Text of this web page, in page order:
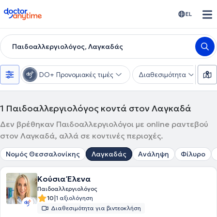
doctoranytime EL
Παιδοαλλεργιολόγος, Λαγκαδάς
DO+ Προνομιακές τιμές Διαθεσιμότητα
1 Παιδοαλλεργιολόγος κοντά στον Λαγκαδά
Δεν βρέθηκαν Παιδοαλλεργιολόγοι με online ραντεβού
στον Λαγκαδά, αλλά σε κοντινές περιοχές.
Νομός Θεσσαλονίκης Λαγκαδάς Ανάληψη Φίλυρο
Κούσια Έλενα
Παιδοαλλεργιολόγος
10|1 αξιολόγηση
Διαθεσιμότητα για βιντεοκλήση